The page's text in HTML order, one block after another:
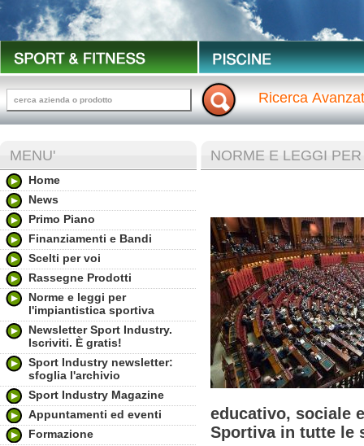
Ricerca
MENU'
Home
News
Primo Piano
Finanziamenti e Bandi
Scelti per voi
Rassegne Prodotti
Norme e leggi per
l'impiantistica sportiva
Newsletter Sport Industry.
Iscriviti. È gratis!
Sport Industry newsletter:
sfoglia l'archivio
Sport Industry Magazine
Appuntamenti ed eventi
Formazione
NORME E LEGGI
educativo, sociale
Sportiva in tutte le